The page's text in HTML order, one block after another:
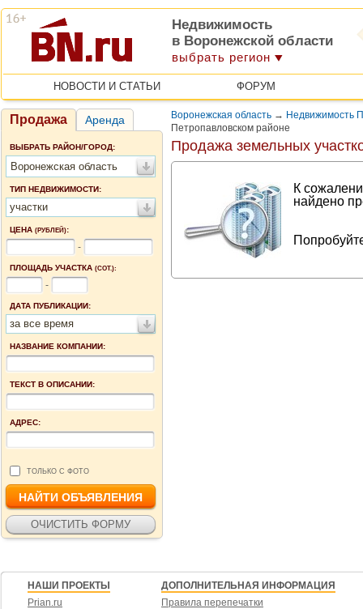
Недвижимость
в Воронежской области
выбрать регион
НОВОСТИ И СТАТЬИ ФОРУМ
Продажа Аренда
ВЫБРАТЬ РАЙОН/ГОРОД:
Воронежская область
ТИП НЕДВИЖИМОСТИ:
участки
ЦЕНА (РУБЛЕЙ):
-
ПЛОЩАДЬ УЧАСТКА (СОТ.):
-
ДАТА ПУБЛИКАЦИИ:
за все время
НАЗВАНИЕ КОМПАНИИ:
ТЕКСТ В ОПИСАНИИ:
АДРЕС:
ТОЛЬКО С ФОТО
Воронежская область → Недвижимость
Петропавловском районе
Продажа земельных
К
найдено
НАШИ ПРОЕКТЫ
Prian.ru
ДОПОЛНИТЕЛЬНАЯ ИНФОРМАЦИЯ
Правила перепечатки